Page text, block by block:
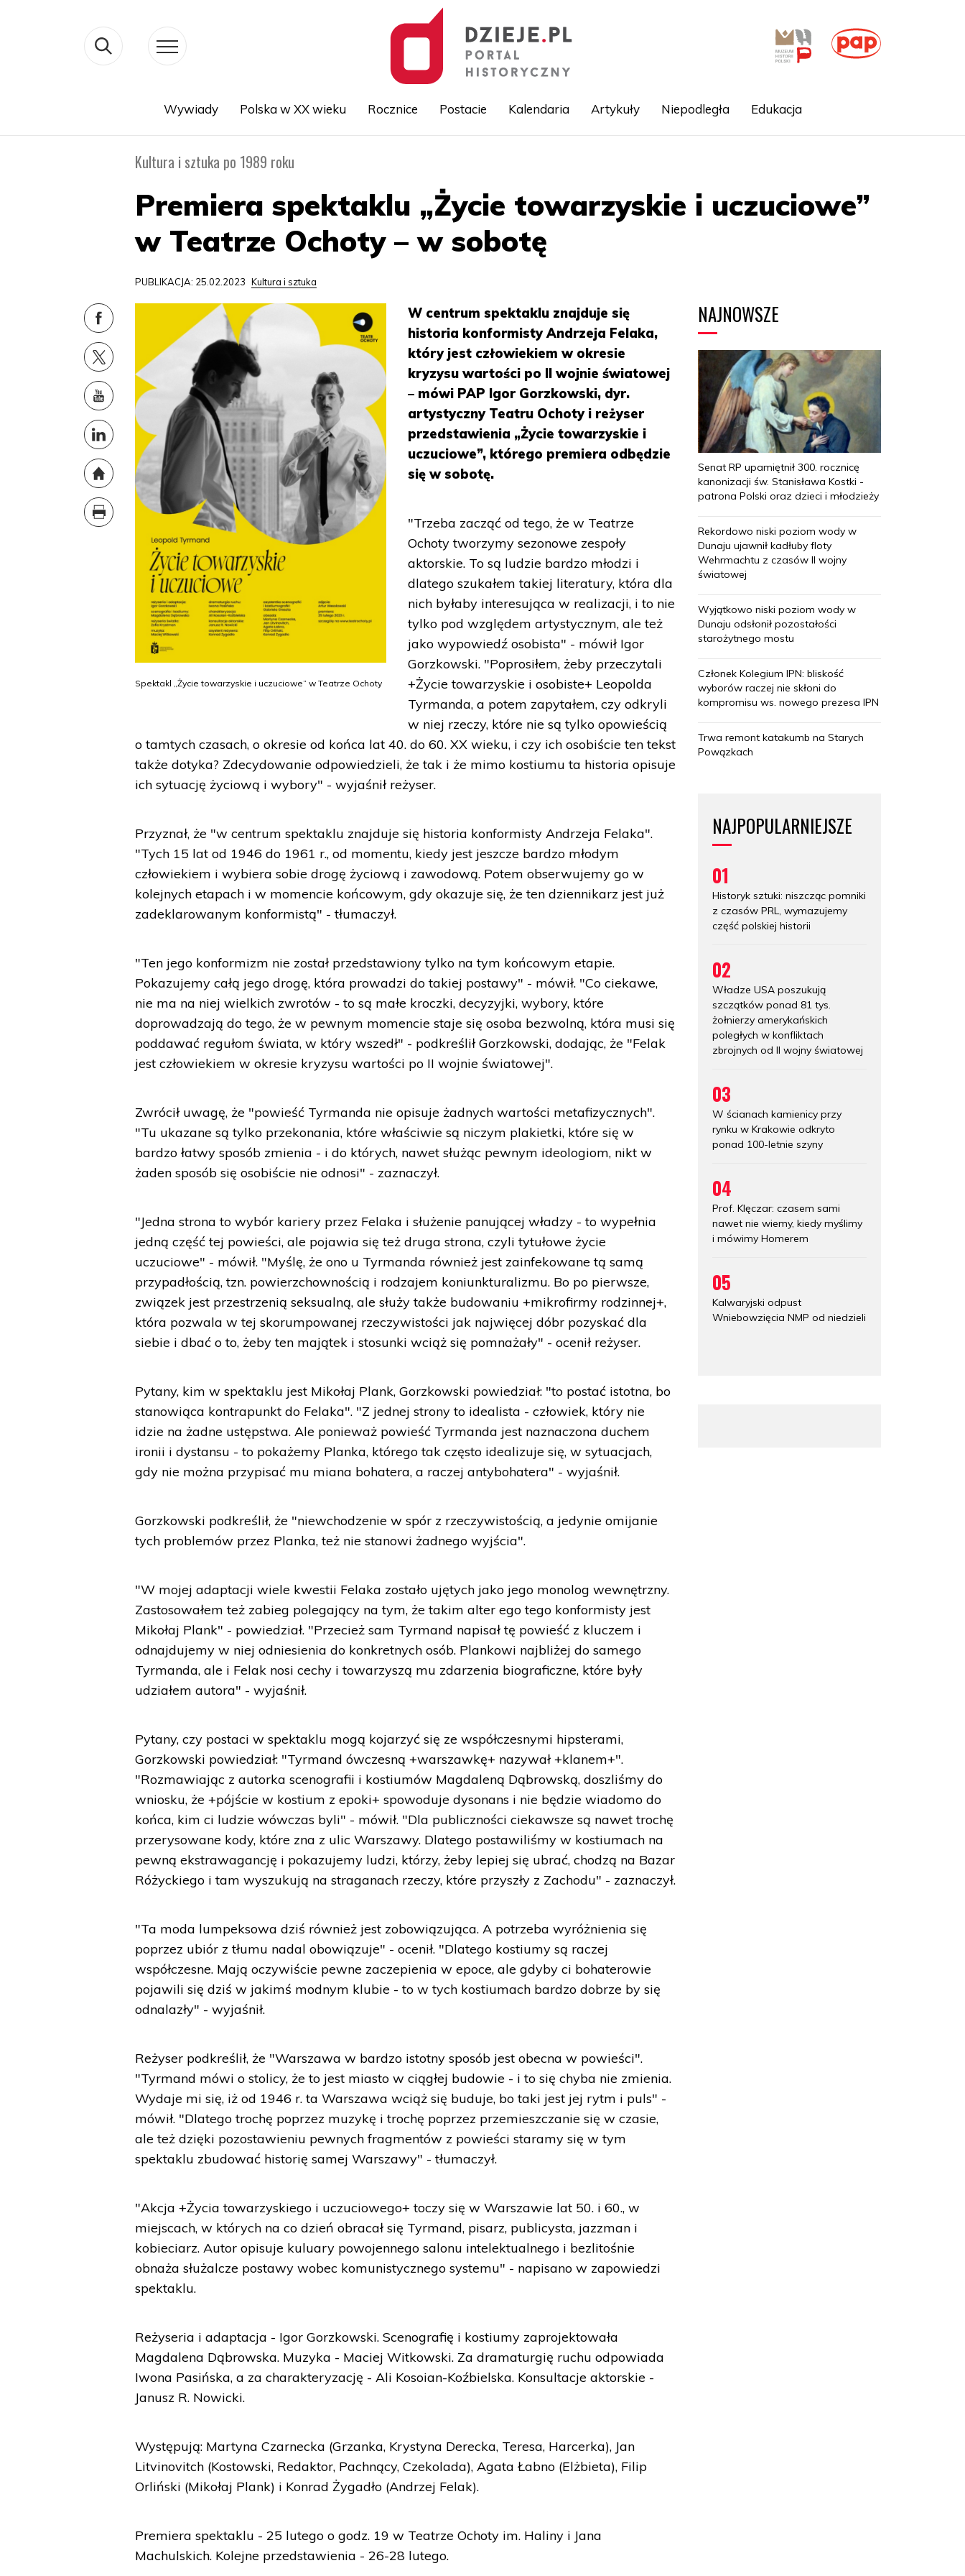
treści
Wywiady Polska w XX wieku Rocznice Postacie Kalendaria Artykuły Niepodległa Edukacja
Kultura i sztuka po 1989 roku
Premiera spektaklu „Życie towarzyskie i uczuciowe”
w Teatrze Ochoty – w sobotę
PUBLIKACJA: 25.02.2023 Kultura i sztuka
Spektakl „Życie towarzyskie i uczuciowe” w Teatrze Ochoty
W centrum spektaklu znajduje się
historia konformisty Andrzeja Felaka,
który jest człowiekiem w okresie
kryzysu wartości po II wojnie światowej
– mówi PAP Igor Gorzkowski, dyr.
artystyczny Teatru Ochoty i reżyser
przedstawienia „Życie towarzyskie i
uczuciowe”, którego premiera odbędzie
się w sobotę.
"Trzeba zacząć od tego, że w Teatrze
Ochoty tworzymy sezonowe zespoły
aktorskie. To są ludzie bardzo młodzi i
dlatego szukałem takiej literatury, która dla
nich byłaby interesująca w realizacji, i to nie
tylko pod względem artystycznym, ale też
jako wypowiedź osobista" - mówił Igor
Gorzkowski. "Poprosiłem, żeby przeczytali
+Życie towarzyskie i osobiste+ Leopolda
Tyrmanda, a potem zapytałem, czy odkryli
w niej rzeczy, które nie są tylko opowieścią
o tamtych czasach, o okresie od końca lat 40. do 60. XX wieku, i czy ich osobiście ten tekst
także dotyka? Zdecydowanie odpowiedzieli, że tak i że mimo kostiumu ta historia opisuje
ich sytuację życiową i wybory" - wyjaśnił reżyser.
Przyznał, że "w centrum spektaklu znajduje się historia konformisty Andrzeja Felaka".
"Tych 15 lat od 1946 do 1961 r., od momentu, kiedy jest jeszcze bardzo młodym
człowiekiem i wybiera sobie drogę życiową i zawodową. Potem obserwujemy go w
kolejnych etapach i w momencie końcowym, gdy okazuje się, że ten dziennikarz jest już
zadeklarowanym konformistą" - tłumaczył.
"Ten jego konformizm nie został przedstawiony tylko na tym końcowym etapie.
Pokazujemy całą jego drogę, która prowadzi do takiej postawy" - mówił. "Co ciekawe,
nie ma na niej wielkich zwrotów - to są małe kroczki, decyzyjki, wybory, które
doprowadzają do tego, że w pewnym momencie staje się osoba bezwolną, która musi się
poddawać regułom świata, w który wszedł" - podkreślił Gorzkowski, dodając, że "Felak
jest człowiekiem w okresie kryzysu wartości po II wojnie światowej".
Zwrócił uwagę, że "powieść Tyrmanda nie opisuje żadnych wartości metafizycznych".
"Tu ukazane są tylko przekonania, które właściwie są niczym plakietki, które się w
bardzo łatwy sposób zmienia - i do których, nawet służąc pewnym ideologiom, nikt w
żaden sposób się osobiście nie odnosi" - zaznaczył.
"Jedna strona to wybór kariery przez Felaka i służenie panującej władzy - to wypełnia
jedną część tej powieści, ale pojawia się też druga strona, czyli tytułowe życie
uczuciowe" - mówił. "Myślę, że ono u Tyrmanda również jest zainfekowane tą samą
przypadłością, tzn. powierzchownością i rodzajem koniunkturalizmu. Bo po pierwsze,
związek jest przestrzenią seksualną, ale służy także budowaniu +mikrofirmy rodzinnej+,
która pozwala w tej skorumpowanej rzeczywistości jak najwięcej dóbr pozyskać dla
siebie i dbać o to, żeby ten majątek i stosunki wciąż się pomnażały" - ocenił reżyser.
Pytany, kim w spektaklu jest Mikołaj Plank, Gorzkowski powiedział: "to postać istotna, bo
stanowiąca kontrapunkt do Felaka". "Z jednej strony to idealista - człowiek, który nie
idzie na żadne ustępstwa. Ale ponieważ powieść Tyrmanda jest naznaczona duchem
ironii i dystansu - to pokażemy Planka, którego tak często idealizuje się, w sytuacjach,
gdy nie można przypisać mu miana bohatera, a raczej antybohatera" - wyjaśnił.
Gorzkowski podkreślił, że "niewchodzenie w spór z rzeczywistością, a jedynie omijanie
tych problemów przez Planka, też nie stanowi żadnego wyjścia".
"W mojej adaptacji wiele kwestii Felaka zostało ujętych jako jego monolog wewnętrzny.
Zastosowałem też zabieg polegający na tym, że takim alter ego tego konformisty jest
Mikołaj Plank" - powiedział. "Przecież sam Tyrmand napisał tę powieść z kluczem i
odnajdujemy w niej odniesienia do konkretnych osób. Plankowi najbliżej do samego
Tyrmanda, ale i Felak nosi cechy i towarzyszą mu zdarzenia biograficzne, które były
udziałem autora" - wyjaśnił.
Pytany, czy postaci w spektaklu mogą kojarzyć się ze współczesnymi hipsterami,
Gorzkowski powiedział: "Tyrmand ówczesną +warszawkę+ nazywał +klanem+".
"Rozmawiając z autorka scenografii i kostiumów Magdaleną Dąbrowską, doszliśmy do
wniosku, że +pójście w kostium z epoki+ spowoduje dysonans i nie będzie wiadomo do
końca, kim ci ludzie wówczas byli" - mówił. "Dla publiczności ciekawsze są nawet trochę
przerysowane kody, które zna z ulic Warszawy. Dlatego postawiliśmy w kostiumach na
pewną ekstrawagancję i pokazujemy ludzi, którzy, żeby lepiej się ubrać, chodzą na Bazar
Różyckiego i tam wyszukują na straganach rzeczy, które przyszły z Zachodu" - zaznaczył.
"Ta moda lumpeksowa dziś również jest zobowiązująca. A potrzeba wyróżnienia się
poprzez ubiór z tłumu nadal obowiązuje" - ocenił. "Dlatego kostiumy są raczej
współczesne. Mają oczywiście pewne zaczepienia w epoce, ale gdyby ci bohaterowie
pojawili się dziś w jakimś modnym klubie - to w tych kostiumach bardzo dobrze by się
odnalazły" - wyjaśnił.
Reżyser podkreślił, że "Warszawa w bardzo istotny sposób jest obecna w powieści".
"Tyrmand mówi o stolicy, że to jest miasto w ciągłej budowie - i to się chyba nie zmienia.
Wydaje mi się, iż od 1946 r. ta Warszawa wciąż się buduje, bo taki jest jej rytm i puls" -
mówił. "Dlatego trochę poprzez muzykę i trochę poprzez przemieszczanie się w czasie,
ale też dzięki pozostawieniu pewnych fragmentów z powieści staramy się w tym
spektaklu zbudować historię samej Warszawy" - tłumaczył.
"Akcja +Życia towarzyskiego i uczuciowego+ toczy się w Warszawie lat 50. i 60., w
miejscach, w których na co dzień obracał się Tyrmand, pisarz, publicysta, jazzman i
kobieciarz. Autor opisuje kuluary powojennego salonu intelektualnego i bezlitośnie
obnaża służalcze postawy wobec komunistycznego systemu" - napisano w zapowiedzi
spektaklu.
Reżyseria i adaptacja - Igor Gorzkowski. Scenografię i kostiumy zaprojektowała
Magdalena Dąbrowska. Muzyka - Maciej Witkowski. Za dramaturgię ruchu odpowiada
Iwona Pasińska, a za charakteryzację - Ali Kosoian-Koźbielska. Konsultacje aktorskie -
Janusz R. Nowicki.
Występują: Martyna Czarnecka (Grzanka, Krystyna Derecka, Teresa, Harcerka), Jan
Litvinovitch (Kostowski, Redaktor, Pachnący, Czekolada), Agata Łabno (Elżbieta), Filip
Orliński (Mikołaj Plank) i Konrad Żygadło (Andrzej Felak).
Premiera spektaklu - 25 lutego o godz. 19 w Teatrze Ochoty im. Haliny i Jana
Machulskich. Kolejne przedstawienia - 26-28 lutego.
NAJNOWSZE
Senat RP upamiętnił 300. rocznicę
kanonizacji św. Stanisława Kostki -
patrona Polski oraz dzieci i młodzieży
Rekordowo niski poziom wody w
Dunaju ujawnił kadłuby floty
Wehrmachtu z czasów II wojny
światowej
Wyjątkowo niski poziom wody w
Dunaju odsłonił pozostałości
starożytnego mostu
Członek Kolegium IPN: bliskość
wyborów raczej nie skłoni do
kompromisu ws. nowego prezesa IPN
Trwa remont katakumb na Starych
Powązkach
NAJPOPULARNIEJSZE
01
Historyk sztuki: niszcząc pomniki
z czasów PRL, wymazujemy
część polskiej historii
02
Władze USA poszukują
szczątków ponad 81 tys.
żołnierzy amerykańskich
poległych w konfliktach
zbrojnych od II wojny światowej
03
W ścianach kamienicy przy
rynku w Krakowie odkryto
ponad 100-letnie szyny
04
Prof. Klęczar: czasem sami
nawet nie wiemy, kiedy myślimy
i mówimy Homerem
05
Kalwaryjski odpust
Wniebowzięcia NMP od niedzieli